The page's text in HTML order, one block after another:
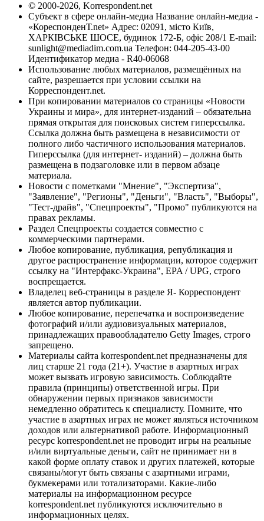
© 2000-2026, Korrespondent.net
Субъект в сфере онлайн-медиа Название онлайн-медиа -
«КореспонденТ.net» Адрес: 02091, місто Київ,
ХАРКІВСЬКЕ ШОСЕ, будинок 172-Б, офіс 208/1 E-mail:
sunlight@mediadim.com.ua Телефон: 044-205-43-00
Идентификатор медиа - R40-06068
Использование любых материалов, размещённых на
сайте, разрешается при условии ссылки на
Корреспондент.net.
При копировании материалов со страницы «Новости
Украины и мира», для интернет-изданий – обязательна
прямая открытая для поисковых систем гиперссылка.
Ссылка должна быть размещена в независимости от
полного либо частичного использования материалов.
Гиперссылка (для интернет- изданий) – должна быть
размещена в подзаголовке или в первом абзаце
материала.
Новости с пометками "Мнение", "Экспертиза",
"Заявление", "Регионы", "Деньги", "Власть", "Выборы",
"Тест-драйв", "Спецпроекты", "Промо" публикуются на
правах рекламы.
Раздел Спецпроекты создается совместно с
коммерческими партнерами.
Любое копирование, публикация, републикация и
другое распространение информации, которое содержит
ссылку на "Интерфакс-Украина", EPA / UPG, строго
воспрещается.
Владелец веб-страницы в разделе Я- Корреспондент
является автор публикации.
Любое копирование, перепечатка и воспроизведение
фотографий и/или аудиовизуальных материалов,
принадлежащих правообладателю Getty Images, строго
запрещено.
Материалы сайта korrespondent.net предназначены для
лиц старше 21 года (21+). Участие в азартных играх
может вызвать игровую зависимость. Соблюдайте
правила (принципы) ответственной игры. При
обнаружении первых признаков зависимости
немедленно обратитесь к специалисту. Помните, что
участие в азартных играх не может являться источником
доходов или альтернативой работе. Информационный
ресурс korrespondent.net не проводит игры на реальные
и/или виртуальные деньги, сайт не принимает ни в
какой форме оплату ставок и других платежей, которые
связаны/могут быть связаны с азартными играми,
букмекерами или тотализаторами. Какие-либо
материалы на информационном ресурсе
korrespondent.net публикуются исключительно в
информационных целях.